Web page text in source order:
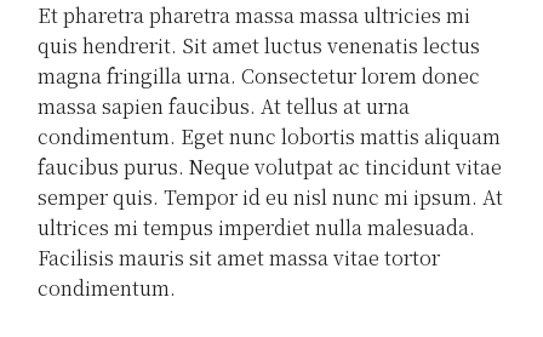
Et pharetra pharetra massa massa ultricies mi
quis hendrerit. Sit amet luctus venenatis lectus
magna fringilla urna. Consectetur lorem donec
massa sapien faucibus. At tellus at urna
condimentum. Eget nunc lobortis mattis aliquam
faucibus purus. Neque volutpat ac tincidunt vitae
semper quis. Tempor id eu nisl nunc mi ipsum. At
ultrices mi tempus imperdiet nulla malesuada.
Facilisis mauris sit amet massa vitae tortor
condimentum.